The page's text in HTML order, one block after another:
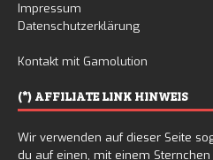
Impressum
Datenschutzerklärung
Kontakt mit Gamolution
(*) AFFILIATE LINK HINWEIS
Wir verwenden auf dieser Seite
du auf einen, mit einem Sternchen